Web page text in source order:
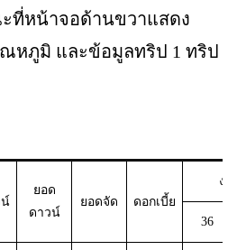
ที่หน้าจอด้านขวาแสดง
หภูมิ และข้อมูลทริป 1 ทริป
น์
ยอด
ดาวน์
ยอดจัด ดอกเบี้ย
งว
36